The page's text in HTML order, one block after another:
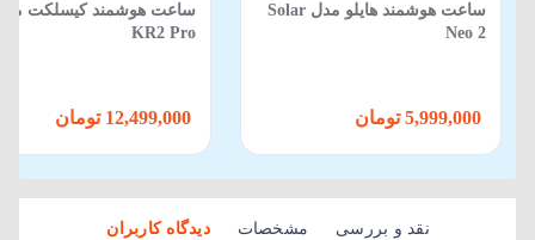
ساعت هوشمند هایلو مدل Solar
Neo 2
ساعت هوشمند کیسلکت
KR2 Pro
نقد و بررسی مشخصات دیدگاه کاربران